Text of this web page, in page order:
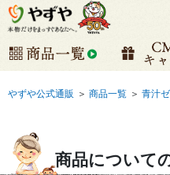
やずや公式通販 ＞ 商品一覧 ＞ 青汁
商品について